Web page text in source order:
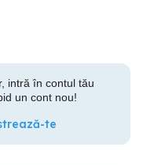
intră în contul tău
un cont nou!
te